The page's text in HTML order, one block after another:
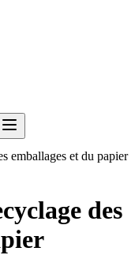
emballages et du papier
des